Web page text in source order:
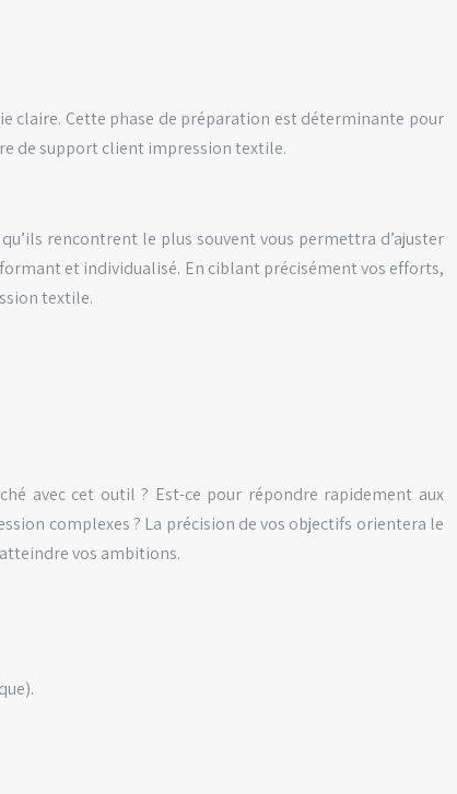
claire. Cette phase de préparation est déterminante pour
de support client impression textile.
rencontrent le plus souvent vous permettra d’ajuster
et individualisé. En ciblant précisément vos efforts,
textile.
avec cet outil ? Est-ce pour répondre rapidement aux
complexes ? La précision de vos objectifs orientera le
vos ambitions.